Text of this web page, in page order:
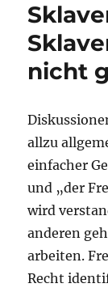
nicht
allzu
einfacher
und „der
wird
anderen
arbeiten.
Recht